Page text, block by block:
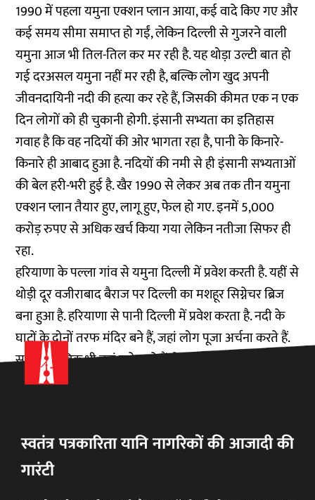
1990 में पहला यमुना एक्शन प्लान आया, कई वादे किए गए और
कई समय सीमा समाप्त हो गईं, लेकिन दिल्ली से गुजरने वाली
यमुना आज भी तिल-तिल कर मर रही है. यह थोड़ा उल्टी बात हो
गई दरअसल यमुना नहीं मर रही है, बल्कि लोग खुद अपनी
जीवनदायिनी नदी की हत्या कर रहे हैं, जिसकी कीमत एक न एक
दिन लोगों को ही चुकानी होगी. इंसानी सभ्यता का इतिहास
गवाह है कि वह नदियों की ओर भागता रहा है, पानी के किनारे-
किनारे ही आबाद हुआ है. नदियों की नमी से ही इंसानी सभ्यताओं
की बेल हरी-भरी हुई है. खैर 1990 से लेकर अब तक तीन यमुना
एक्शन प्लान तैयार हुए, लागू हुए, फेल हो गए. इनमें 5,000
करोड़ रुपए से अधिक खर्च किया गया लेकिन नतीजा सिफर ही
रहा.
हरियाणा के पल्ला गांव से यमुना दिल्ली में प्रवेश करती है. यहीं से
थोड़ी दूर वजीराबाद बैराज पर दिल्ली का मशहूर सिग्नेचर ब्रिज
बना हुआ है. हरियाणा से पानी दिल्ली में प्रवेश करता है. नदी के
घाटों के दोनों तरफ मंदिर बने हैं, जहां लोग पूजा अर्चना करते हैं.
साथ ही नाविक भी वहां खड़े रहते हैं. ये नाविक श्रद्धालुओं को नदी
के बीच अस्थियां और फूल विसर्जित कराने का काम करते हैं.
स्वतंत्र पत्रकारिता यानि नागरिकों की आजादी की
गारंटी